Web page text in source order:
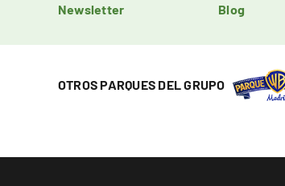
Newsletter Blog
OTROS PARQUES DEL GRUPO